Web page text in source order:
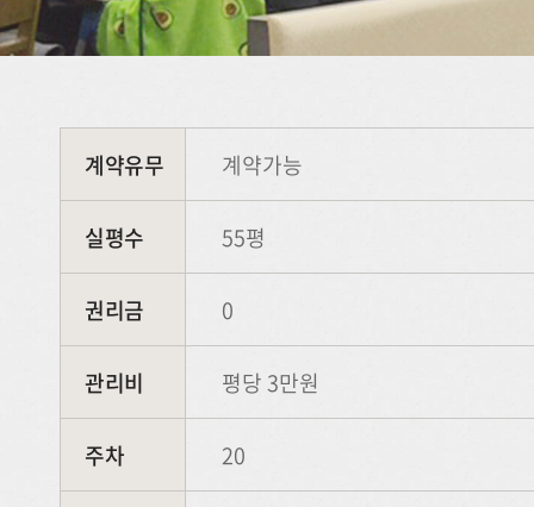
계약유무 계약가능
실평수 55평
권리금 0
관리비 평당 3만원
주차 20